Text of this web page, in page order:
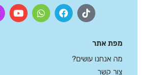
מפת אתר
מה אנחנו עושים?
צור קשר